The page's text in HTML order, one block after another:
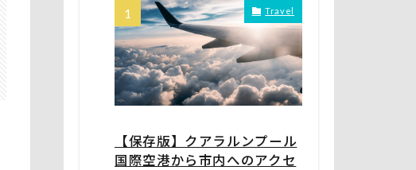
Travel
【保存版】クアラルンプール
国際空港から市内へのアクセ